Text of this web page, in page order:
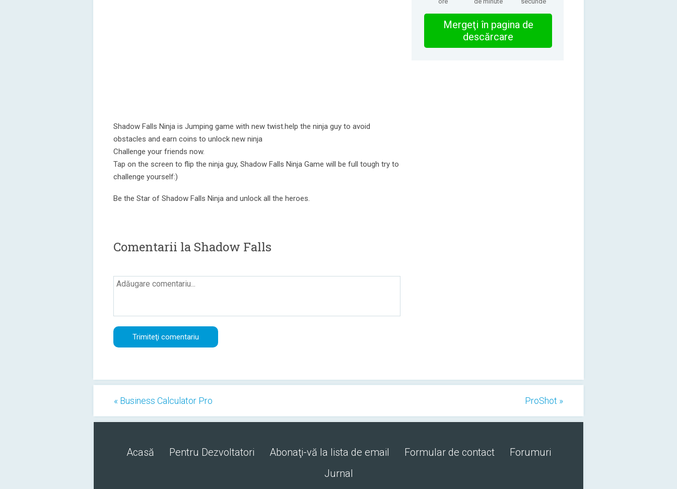
Shadow Falls Ninja is Jumping game with new twist.help the ninja guy to avoid
obstacles and earn coins to unlock new ninja
Challenge your friends now.
Tap on the screen to flip the ninja guy, Shadow Falls Ninja Game will be full tough try to
challenge yourself:)
Be the Star of Shadow Falls Ninja and unlock all the heroes.
Comentarii la Shadow Falls
Mergeţi în pagina de
descărcare
« Business Calculator Pro ProShot »
Acasă Pentru Dezvoltatori Abonaţi-vă la lista de email Formular de contact
Forumuri
Jurnal